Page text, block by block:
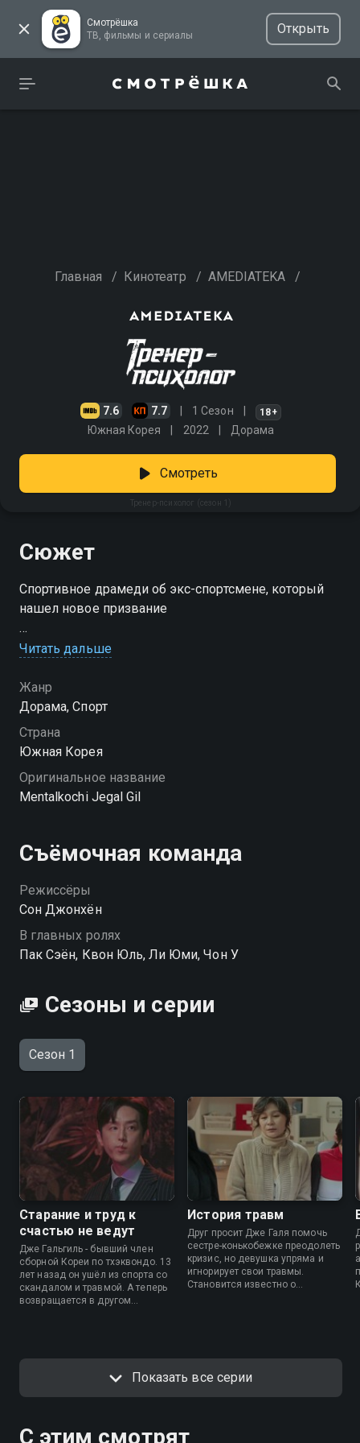
Смотрёшка
ТВ, фильмы и сериалы
Открыть
Главная / Кинотеатр / AMEDIATEKA /
7.6 7.7 1 Сезон 18+
Южная Корея 2022 Дорама
Тренер-психолог (сезон 1)
Смотреть
Сюжет
Спортивное драмеди об экс-спортсмене, который
нашел новое призвание
Посмотреть онлайн 1 сезон сериала Тренер-
хорошем HD качестве на Смотрёшке
Читать дальше
Жанр
Дорама, Спорт
Страна
Южная Корея
Оригинальное название
Mentalkochi Jegal Gil
Съёмочная команда
Режиссёры
Сон Джонхён
В главных ролях
Пак Сэён, Квон Юль, Ли Юми, Чон У
Сезоны и серии
Сезон 1
Старание и труд к
счастью не ведут
Дже Гальгиль - бывший член
сборной Кореи по тхэквондо. 13
лет назад он ушёл из спорта со
скандалом и травмой. А теперь
возвращается в другом
крыша.
История травм
Друг просит Дже Галя помочь
сестре-конькобежке преодолеть
кризис, но девушка упряма и
игнорирует свои травмы.
Становится известно о
Показать все серии
С этим смотрят